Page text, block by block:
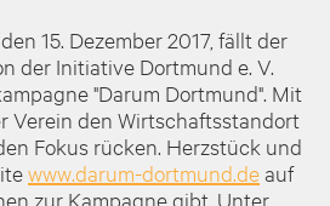
15. Dezember 2017, fällt der
der Initiative Dortmund e. V.
"Darum Dortmund". Mit
Verein den Wirtschaftsstandort
Fokus rücken. Herzstück und
www.darum-dortmund.deauf
zur Kampagne gibt. Unter